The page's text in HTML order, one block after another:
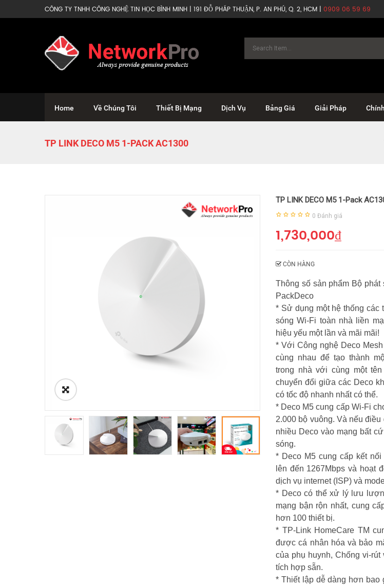
CÔNG TY TNHH CÔNG NGHỆ TIN HỌC BÌNH MINH | 191 ĐỖ PHÁP THUẬN, P. AN PHÚ, Q. 2, HCM | 0909 06 59 69
Home Về Chúng Tôi Thiết Bị Mạng Dịch Vụ Bảng Giá Giải Pháp
TP LINK DECO M5 1-PACK AC1300
TP LINK DECO M5 1-Pack
0 Đánh giá
1,730,000₫
CÒN HÀNG
Thông số sản phẩm Bộ
PackDeco
* Sử dụng một hệ thống các
sóng Wi-Fi toàn nhà liền
hiệu yếu một lần và mãi mãi!
* Với Công nghệ Deco
cùng nhau để tạo thành
trong nhà với cùng một
chuyển đổi giữa các Deco
có tốc độ nhanh nhất có thể.
* Deco M5 cung cấp Wi-Fi
2.000 bộ vuông. Và nếu
nhiều Deco vào mạng bất
sóng.
* Deco M5 cung cấp kết
lên đến 1267Mbps và hoạt
dịch vụ internet (ISP) và
* Deco có thể xử lý lưu
mạng bận rộn nhất, cung
hơn 100 thiết bị.
* TP-Link HomeCare TM
được cá nhân hóa và bảo
của phụ huynh, Chống vi-
tích hợp sẵn.
* Thiết lập dễ dàng hơn